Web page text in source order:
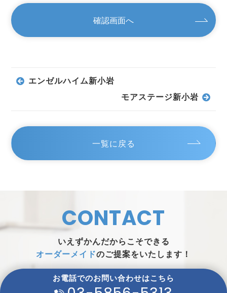
エンゼルハイム新小岩
モアステージ新小岩
一覧に戻る
CONTACT
いえずかんだからこそできる
オーダーメイドのご提案をいたします！
お電話でのお問い合わせはこちら